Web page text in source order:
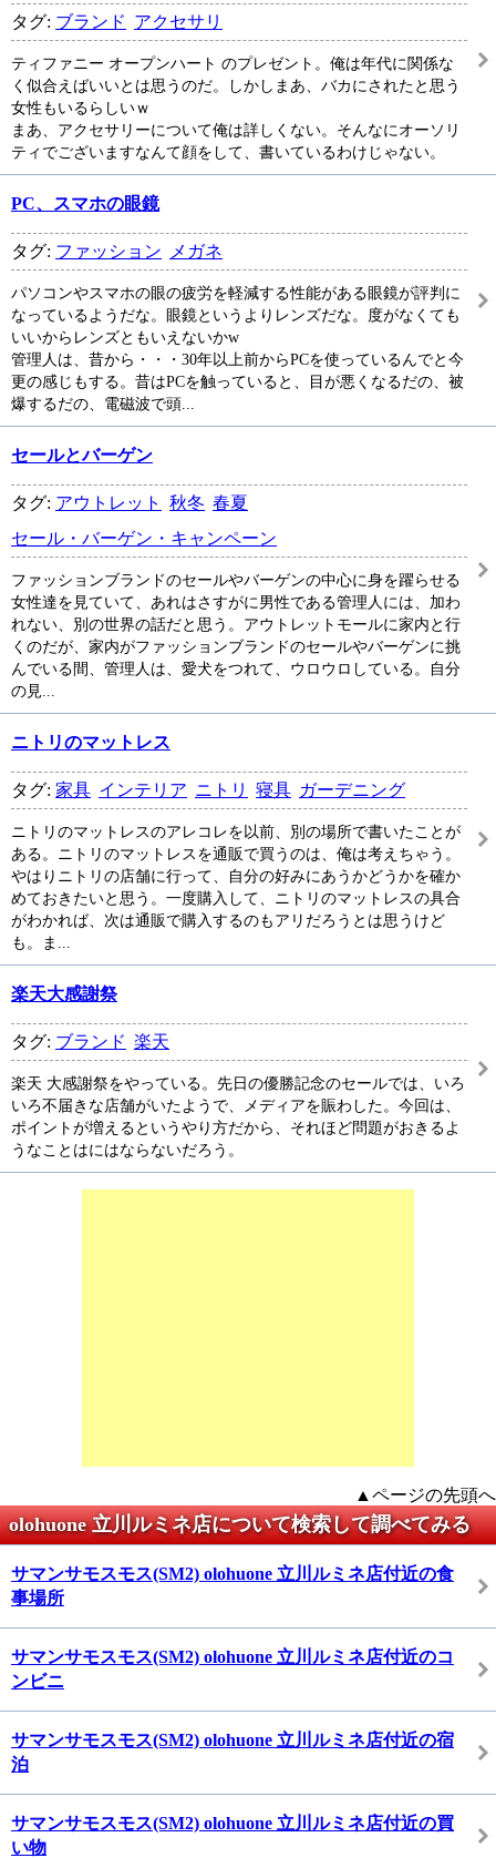
タグ: ブランド アクセサリ
ティファニー オープンハート のプレゼント。俺は年代に関係な
く似合えばいいとは思うのだ。しかしまあ、バカにされたと思う
女性もいるらしいｗ
まあ、アクセサリーについて俺は詳しくない。そんなにオーソリ
ティでございますなんて顔をして、書いているわけじゃない。
PC、スマホの眼鏡
タグ: ファッション メガネ
パソコンやスマホの眼の疲労を軽減する性能がある眼鏡が評判に
なっているようだな。眼鏡というよりレンズだな。度がなくても
いいからレンズともいえないかw
管理人は、昔から・・・30年以上前からPCを使っているんでと今
更の感じもする。昔はPCを触っていると、目が悪くなるだの、被
爆するだの、電磁波で頭...
セールとバーゲン
タグ: アウトレット 秋冬 春夏
セール・バーゲン・キャンペーン
ファッションブランドのセールやバーゲンの中心に身を躍らせる
女性達を見ていて、あれはさすがに男性である管理人には、加わ
れない、別の世界の話だと思う。アウトレットモールに家内と行
くのだが、家内がファッションブランドのセールやバーゲンに挑
んでいる間、管理人は、愛犬をつれて、ウロウロしている。自分
の見...
ニトリのマットレス
タグ: 家具 インテリア ニトリ 寝具 ガーデニング
ニトリのマットレスのアレコレを以前、別の場所で書いたことが
ある。ニトリのマットレスを通販で買うのは、俺は考えちゃう。
やはりニトリの店舗に行って、自分の好みにあうかどうかを確か
めておきたいと思う。一度購入して、ニトリのマットレスの具合
がわかれば、次は通販で購入するのもアリだろうとは思うけど
も。ま...
楽天大感謝祭
タグ: ブランド 楽天
楽天 大感謝祭をやっている。先日の優勝記念のセールでは、いろ
いろ不届きな店舗がいたようで、メディアを賑わした。今回は、
ポイントが増えるというやり方だから、それほど問題がおきるよ
うなことはにはならないだろう。
▲ページの先頭へ
olohuone 立川ルミネ店について検索して調べてみる
サマンサモスモス(SM2) olohuone 立川ルミネ店付近の食
事場所
サマンサモスモス(SM2) olohuone 立川ルミネ店付近のコ
ンビニ
サマンサモスモス(SM2) olohuone 立川ルミネ店付近の宿
泊
サマンサモスモス(SM2) olohuone 立川ルミネ店付近の買
い物